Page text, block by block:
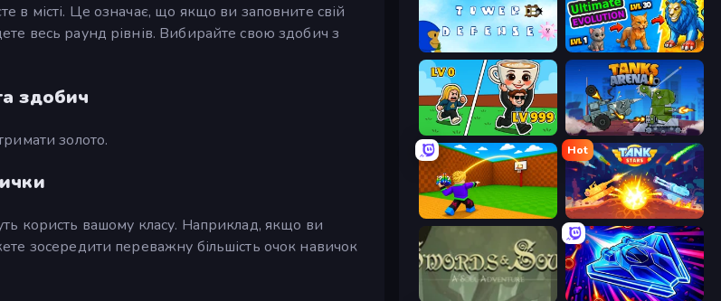
в місті. Це означає, що якщо ви заповните свій
весь раунд рівнів. Вибирайте свою здобич з
здобич
золото.
користь вашому класу. Наприклад, якщо ви
зосередити переважну більшість очок навичок
Ultimate Evolution
Brainrot Arena Online Tanks Arena io: Craft & Combat
Throw a Lucky Block
Hot
Tank Stars
Swords & Souls Stellar Swarm